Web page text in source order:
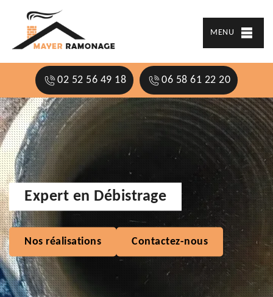
MENU
02 52 56 49 18 06 58 61 22 20
Expert en Débistrage
Nos réalisations Contactez-nous